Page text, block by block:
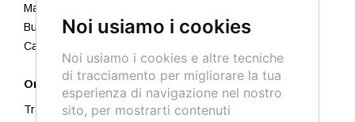
Noi usiamo i cookies
Noi usiamo i cookies e altre tecniche
di tracciamento per migliorare la tua
esperienza di navigazione nel nostro
sito, per mostrarti contenuti
Makeup
Business Academy
Calendario 2026
Ordini
Traccia il tuo ordine